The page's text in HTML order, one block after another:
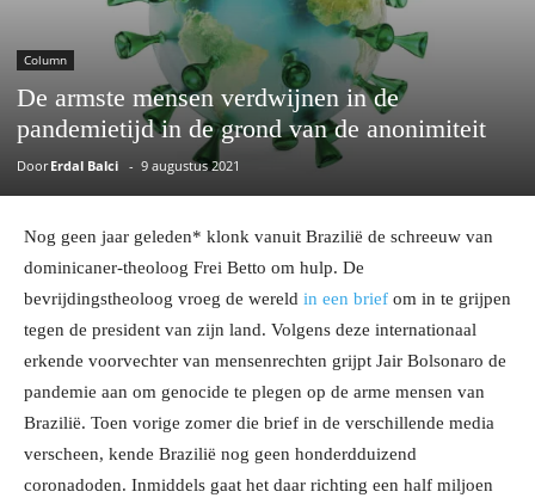
Column
De armste mensen verdwijnen in de
pandemietijd in de grond van de anonimiteit
Door Erdal Balci - 9 augustus 2021
Nog geen jaar geleden* klonk vanuit Brazilië de schreeuw van
dominicaner-theoloog Frei Betto om hulp. De
bevrijdingstheoloog vroeg de wereld in een brief om in te grijpen
tegen de president van zijn land. Volgens deze internationaal
erkende voorvechter van mensenrechten grijpt Jair Bolsonaro de
pandemie aan om genocide te plegen op de arme mensen van
Brazilië. Toen vorige zomer die brief in de verschillende media
verscheen, kende Brazilië nog geen honderdduizend
coronadoden. Inmiddels gaat het daar richting een half miljoen